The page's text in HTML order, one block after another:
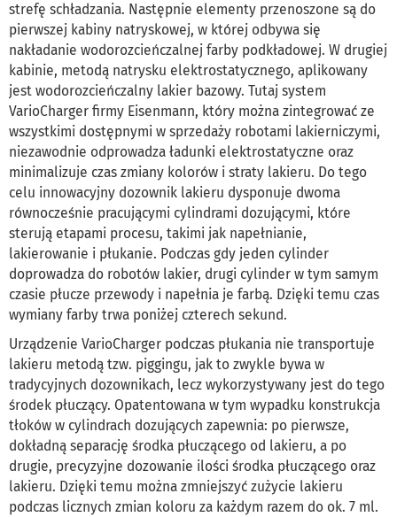
strefę schładzania. Następnie elementy przenoszone są do
pierwszej kabiny natryskowej, w której odbywa się
nakładanie wodorozcieńczalnej farby podkładowej. W drugiej
kabinie, metodą natrysku elektrostatycznego, aplikowany
jest wodorozcieńczalny lakier bazowy. Tutaj system
VarioCharger firmy Eisenmann, który można zintegrować ze
wszystkimi dostępnymi w sprzedaży robotami lakierniczymi,
niezawodnie odprowadza ładunki elektrostatyczne oraz
minimalizuje czas zmiany kolorów i straty lakieru. Do tego
celu innowacyjny dozownik lakieru dysponuje dwoma
równocześnie pracującymi cylindrami dozującymi, które
sterują etapami procesu, takimi jak napełnianie,
lakierowanie i płukanie. Podczas gdy jeden cylinder
doprowadza do robotów lakier, drugi cylinder w tym samym
czasie płucze przewody i napełnia je farbą. Dzięki temu czas
wymiany farby trwa poniżej czterech sekund.
Urządzenie VarioCharger podczas płukania nie transportuje
lakieru metodą tzw. piggingu, jak to zwykle bywa w
tradycyjnych dozownikach, lecz wykorzystywany jest do tego
środek płuczący. Opatentowana w tym wypadku konstrukcja
tłoków w cylindrach dozujących zapewnia: po pierwsze,
dokładną separację środka płuczącego od lakieru, a po
drugie, precyzyjne dozowanie ilości środka płuczącego oraz
lakieru. Dzięki temu można zmniejszyć zużycie lakieru
podczas licznych zmian koloru za każdym razem do ok. 7 ml.